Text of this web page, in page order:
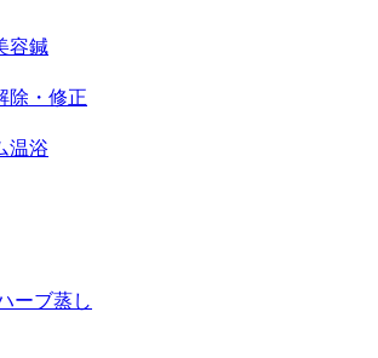
容鍼
除・修正
温浴
ーブ蒸し